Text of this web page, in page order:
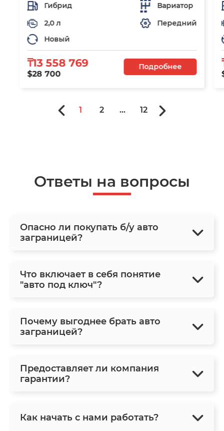
Гибрид
Вариатор
2,0 л
Передний
Новый
₸13 558 769
$28 700
Подробнее
1 2 ... 12
Ответы на вопросы
Опасно ли покупать б/у авто
заграницей?
Что включает в себя понятие
"авто под ключ"?
Почему выгоднее брать авто
заграницей?
Предоставляет ли компания
гарантии?
Как начать с нами работать?